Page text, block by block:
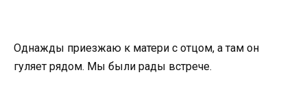
Однажды приезжаю к матери с отцом, а там он
гуляет рядом. Мы были рады встрече.